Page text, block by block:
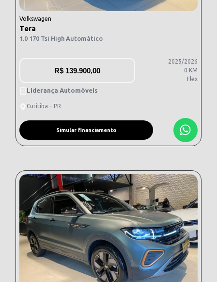
Volkswagen
Tera
1.0 170 Tsi High Automático
R$ 139.900,00
2025/2026
0 KM
Flex
Liderança Automóveis
Curitiba – PR
Simular financiamento